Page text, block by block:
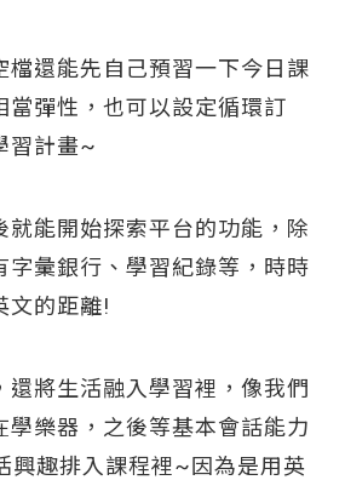
檔還能先自己預習一下今日課
當彈性，也可以設定循環訂
習計畫~
就能開始探索平台的功能，除
字彙銀行、學習紀錄等，時時
文的距離!
還將生活融入學習裡，像我們
學樂器，之後等基本會話能力
興趣排入課程裡~因為是用英